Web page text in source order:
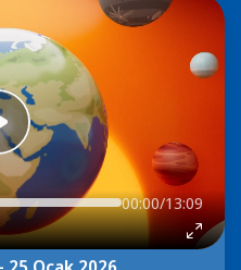
00:00/13:09